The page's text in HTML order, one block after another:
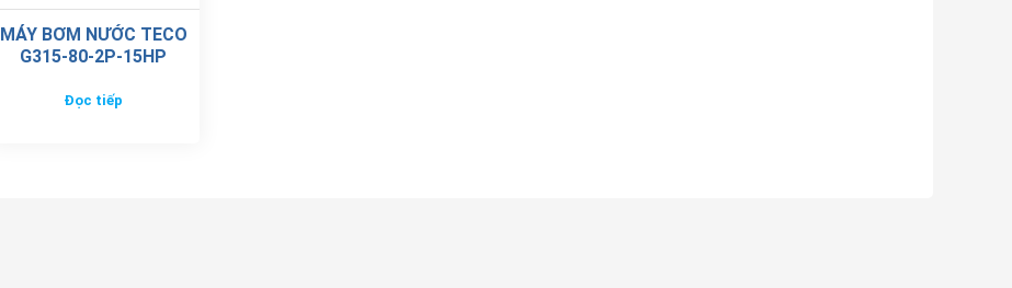
MÁY BƠM NƯỚC TECO
G315-80-2P-15HP
Đọc tiếp